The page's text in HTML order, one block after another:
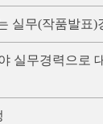
실무(작품발표)
실무경력으로